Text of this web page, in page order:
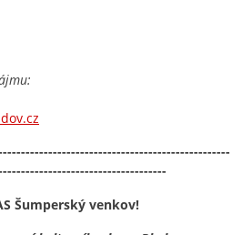
Šumperský venkov!